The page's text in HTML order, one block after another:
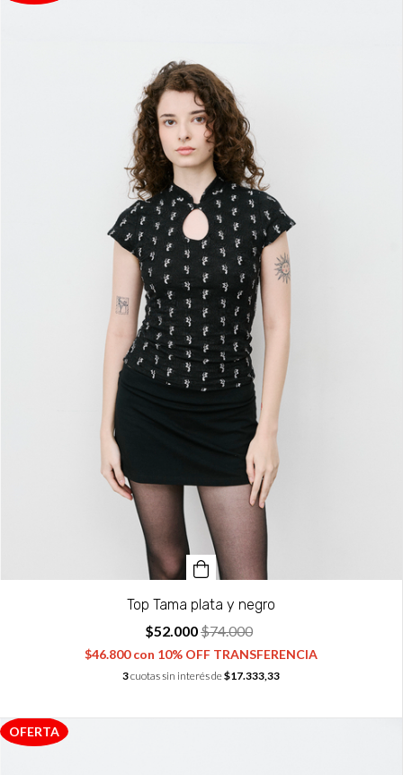
Top Tama plata y negro
$52.000$74.000
$46.800con 10% OFF TRANSFERENCIA
3cuotas sin interés de$17.333,33